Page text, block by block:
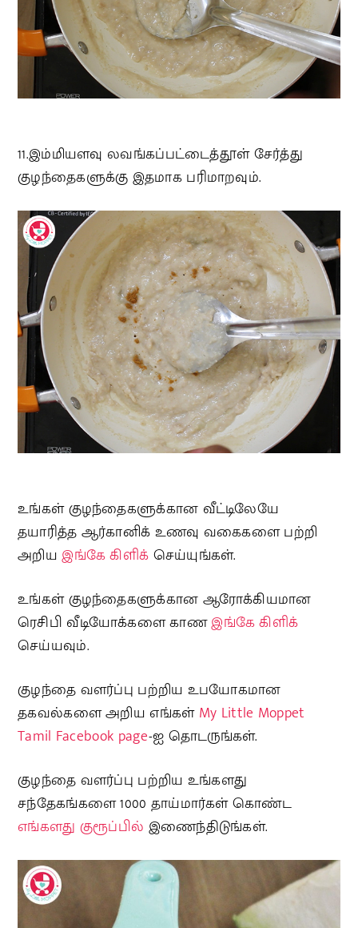
11.இம்மியளவு லவங்கப்பட்டைத்தூள் சேர்த்து
குழந்தைகளுக்கு இதமாக பரிமாறவும்.
உங்கள் குழந்தைகளுக்கான வீட்டிலேயே
தயாரித்த ஆர்கானிக் உணவு வகைகளை பற்றி
அறியஇங்கே கிளிக் செய்யுங்கள்.
உங்கள் குழந்தைகளுக்கான ஆரோக்கியமான
ரெசிபி வீடியோக்களை காணஇங்கே கிளிக்
செய்யவும்.
குழந்தை வளர்ப்பு பற்றிய உபயோகமான
தகவல்களை அறிய எங்கள் My Little Moppet
Tamil Facebook page-ஐ தொடருங்கள்.
குழந்தை வளர்ப்பு பற்றிய உங்களது
சந்தேகங்களை 1000 தாய்மார்கள் கொண்ட
எங்களது குரூப்பில் இணைந்திடுங்கள்.